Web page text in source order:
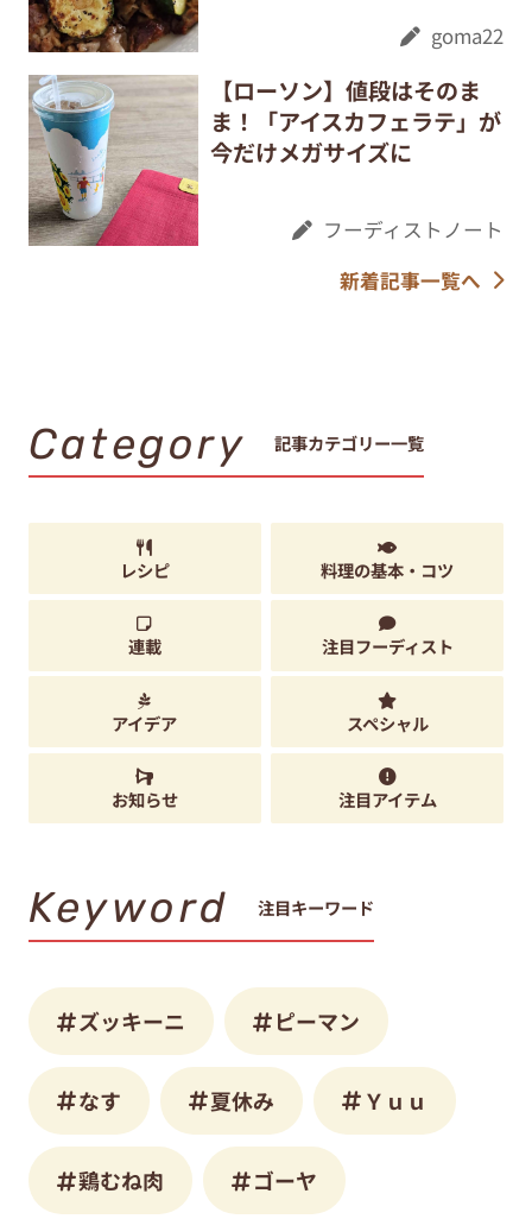
goma22
【ローソン】値段はそのま
ま！「アイスカフェラテ」が
今だけメガサイズに
フーディストノート
新着記事一覧へ
Category 記事カテゴリー一覧
レシピ 料理の基本・コツ
連載 注目フーディスト
アイデア スペシャル
お知らせ 注目アイテム
Keyword 注目キーワード
ズッキーニ ピーマン
なす 夏休み Ｙｕｕ
鶏むね肉 ゴーヤ